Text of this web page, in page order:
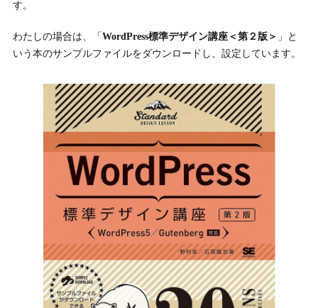
す。
わたしの場合は、「 WordPress標準デザイン講座＜第２版＞ 」と
いう本のサンプルファイルをダウンロードし、設定しています。